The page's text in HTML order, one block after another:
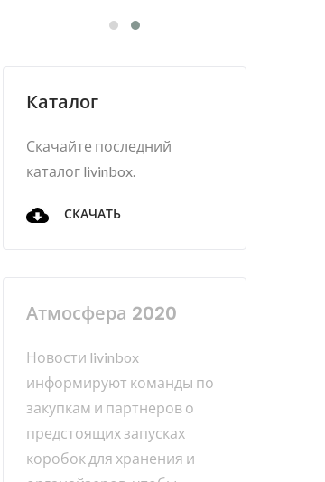
Каталог
Скачайте последний
каталог livinbox.
СКАЧАТЬ
Атмосфера 2020
Новости livinbox
информируют команды по
закупкам и партнеров о
предстоящих запусках
коробок для хранения и